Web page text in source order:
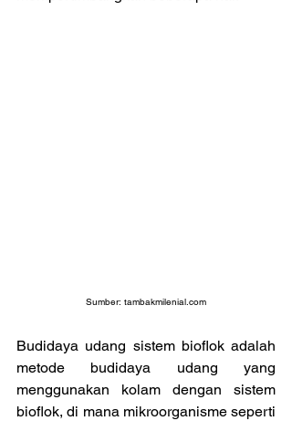
Sumber: tambakmilenial.com
Budidaya udang sistem bioflok adalah
metode budidaya udang yang
menggunakan kolam dengan sistem
bioflok, di mana mikroorganisme seperti